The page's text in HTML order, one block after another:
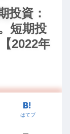
投資：
短期投
2022年
はてブ